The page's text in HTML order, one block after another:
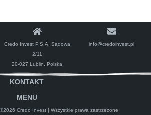
Credo Invest P.S.A. Sądowa
2/11
20-027 Lublin, Polska
info@credoinvest.pl
KONTAKT
MENU
©2026 Credo Invest | Wszystkie prawa zastrzeżone